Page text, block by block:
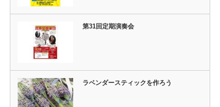
第31回定期演奏会
ラベンダースティックを作ろう